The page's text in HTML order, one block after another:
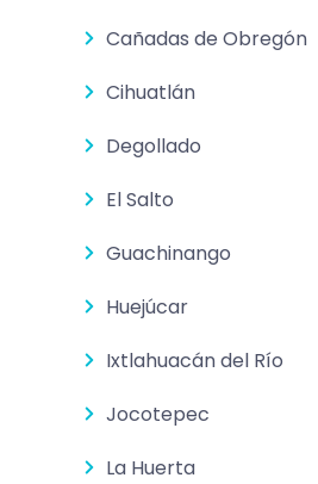
Cañadas de Obregón
Cihuatlán
Degollado
El Salto
Guachinango
Huejúcar
Ixtlahuacán del Río
Jocotepec
La Huerta